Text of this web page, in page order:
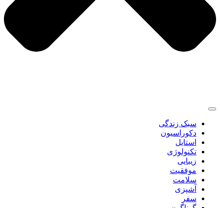
سبک زندگی
دکوراسیون
استایل
تکنولوژی
زیبایی
موفقیت
سلامت
آشپزی
سفر